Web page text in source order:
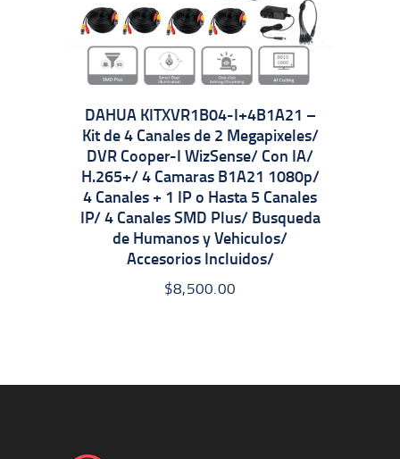
DAHUA KITXVR1B04-I+4B1A21 –
Kit de 4 Canales de 2 Megapixeles/
DVR Cooper-I WizSense/ Con IA/
H.265+/ 4 Camaras B1A21 1080p/
4 Canales + 1 IP o Hasta 5 Canales
IP/ 4 Canales SMD Plus/ Busqueda
de Humanos y Vehiculos/
Accesorios Incluidos/
$8,500.00